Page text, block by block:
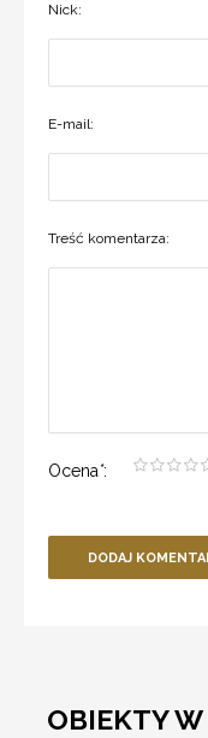
Nick:
E-mail:
Treść komentarza:
Ocena*:
DODAJ
OBIEKTY W